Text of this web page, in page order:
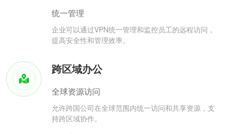
统一管理
企业可以通过VPN统一管理和监控员工的远程访问，
提高安全性和管理效率。
跨区域办公
全球资源访问
允许跨国公司在全球范围内统一访问和共享资源，支
持跨区域协作。